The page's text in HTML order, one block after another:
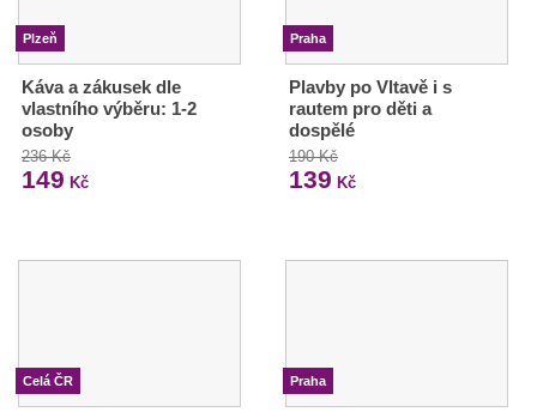
Plzeň
Káva a zákusek dle
vlastního výběru: 1-2
osoby
236 Kč
149 Kč
Praha
Plavby po Vltavě i s
rautem pro děti a
dospělé
190 Kč
139 Kč
Celá ČR Praha